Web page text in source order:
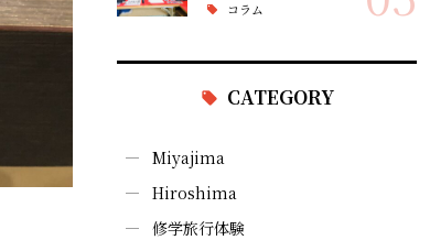
コラム
CATEGORY
Miyajima
Hiroshima
修学旅行体験